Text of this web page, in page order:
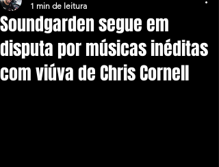
Soundgarden segue em
disputa por músicas inéditas
com viúva de Chris Cornell
1 min de leitura